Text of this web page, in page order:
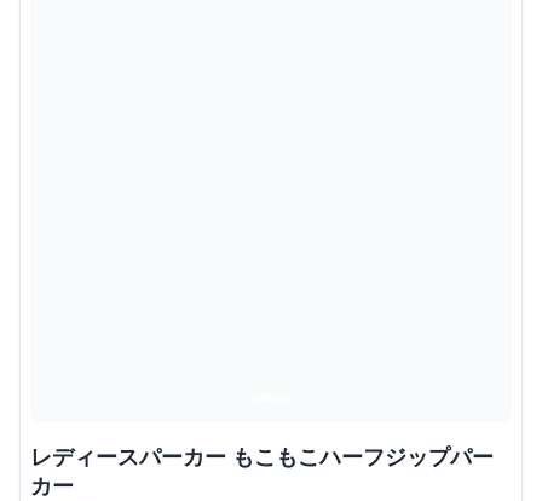
レディースパーカー もこもこハーフジップパー
カー